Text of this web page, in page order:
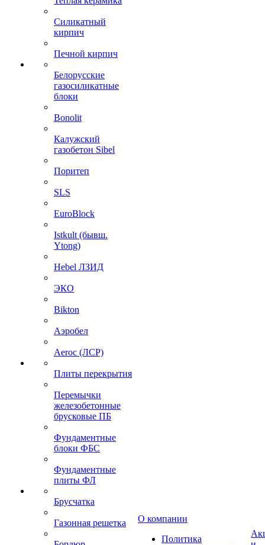
Силикатный
кирпич
Печной кирпич
Белорусские
газосиликатные
блоки
Bonolit
Калужский
газобетон Sibel
Поритеп
SLS
EuroBlock
Istkult (бывш.
Ytong)
Hebel ЛЗИД
ЭКО
Bikton
Аэробел
Aeroc (ЛСР)
Плиты перекрытия
Перемычки
железобетонные
брусковые ПБ
Фундаментные
блоки ФБС
Фундаментные
плиты ФЛ
Брусчатка
Газонная решетка
О компании
Политика